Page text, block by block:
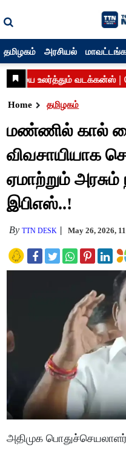
தமிழகம் அரசியல்
Home தமிழகம்
மண்ணில் கால்
விவசாயியாக
ஏமாற்றும்
இபிஎஸ்..!
ByTTN DESK May 26, 2026,
அதிமுக